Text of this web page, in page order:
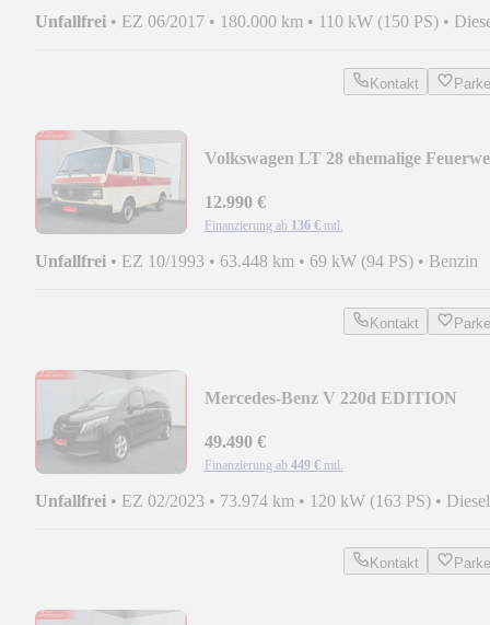
Unfallfrei • EZ 06/2017 • 180.000 km • 110 kW (150 PS) •
Kontakt
Volkswagen LT 28 ehemalige
12.990 €
Finanzierung ab 136 € mtl.
Unfallfrei • EZ 10/1993 • 63.448 km • 69 kW (94 PS) • Benzin
Kontakt
Mercedes-Benz V 220d EDITION
49.490 €
Finanzierung ab 449 € mtl.
Unfallfrei • EZ 02/2023 • 73.974 km • 120 kW (163 PS) • Diesel
Kontakt